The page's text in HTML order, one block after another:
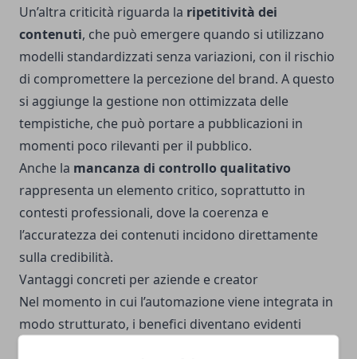
Un’altra criticità riguarda la ripetitività dei
contenuti, che può emergere quando si utilizzano
modelli standardizzati senza variazioni, con il rischio
di compromettere la percezione del brand. A questo
si aggiunge la gestione non ottimizzata delle
tempistiche, che può portare a pubblicazioni in
momenti poco rilevanti per il pubblico.
Anche la mancanza di controllo qualitativo
rappresenta un elemento critico, soprattutto in
contesti professionali, dove la coerenza e
l’accuratezza dei contenuti incidono direttamente
sulla credibilità.
Vantaggi concreti per aziende e creator
Nel momento in cui l’automazione viene integrata in
modo strutturato, i benefici diventano evidenti